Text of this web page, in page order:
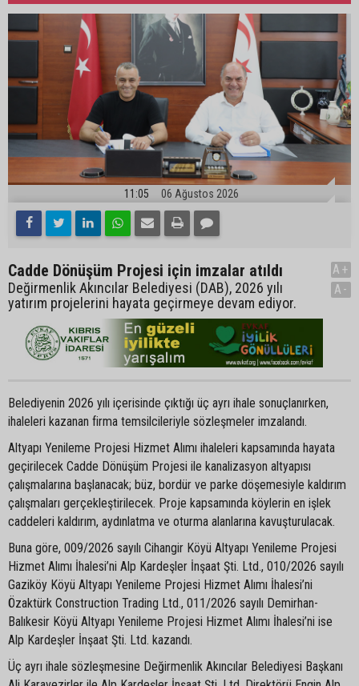
11:05 06 Ağustos 2026
Cadde Dönüşüm Projesi için imzalar atıldı
Değirmenlik Akıncılar Belediyesi (DAB), 2026 yılı
yatırım projelerini hayata geçirmeye devam ediyor.
A+
A-
Belediyenin 2026 yılı içerisinde çıktığı üç ayrı ihale sonuçlanırken,
ihaleleri kazanan firma temsilcileriyle sözleşmeler imzalandı.
Altyapı Yenileme Projesi Hizmet Alımı ihaleleri kapsamında hayata
geçirilecek Cadde Dönüşüm Projesi ile kanalizasyon altyapısı
çalışmalarına başlanacak; büz, bordür ve parke döşemesiyle kaldırım
çalışmaları gerçekleştirilecek. Proje kapsamında köylerin en işlek
caddeleri kaldırım, aydınlatma ve oturma alanlarına kavuşturulacak.
Buna göre, 009/2026 sayılı Cihangir Köyü Altyapı Yenileme Projesi
Hizmet Alımı İhalesi’ni Alp Kardeşler İnşaat Şti. Ltd., 010/2026 sayılı
Gaziköy Köyü Altyapı Yenileme Projesi Hizmet Alımı İhalesi’ni
Özaktürk Construction Trading Ltd., 011/2026 sayılı Demirhan-
Balıkesir Köyü Altyapı Yenileme Projesi Hizmet Alımı İhalesi’ni ise
Alp Kardeşler İnşaat Şti. Ltd. kazandı.
Üç ayrı ihale sözleşmesine Değirmenlik Akıncılar Belediyesi Başkanı